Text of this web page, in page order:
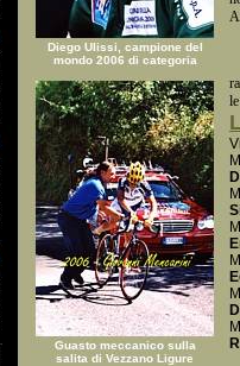
Diego Ulissi, campione del
mondo 2006 di categoria
Guasto meccanico sulla
salita di Vezzano Ligure